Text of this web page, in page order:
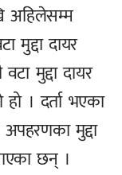
अहिलेसम्म
मुद्दा दायर
मुद्दा दायर
। दर्ता भएका
अपहरणका मुद्दा
छन् ।